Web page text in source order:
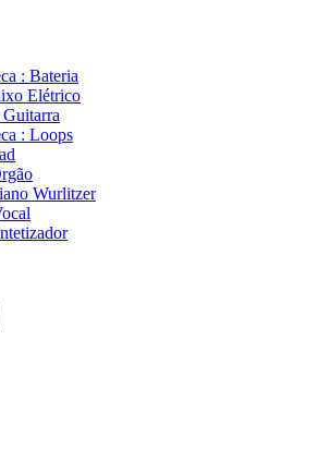
: Bateria
Elétrico
: Loops
Wurlitzer